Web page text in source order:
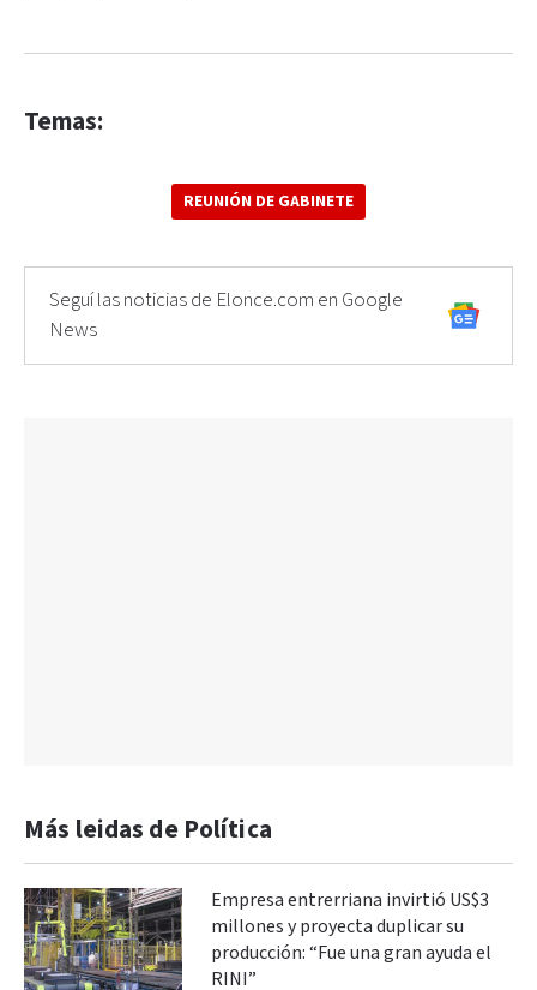
Temas:
REUNIÓN DE GABINETE
Seguí las noticias de Elonce.com en Google
News
Más leidas de Política
Empresa entrerriana invirtió US$3
millones y proyecta duplicar su
producción: “Fue una gran ayuda el
RINI”